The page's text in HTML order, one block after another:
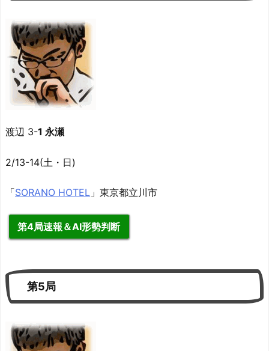
渡辺 3-1 永瀬
2/13-14(土・日)
「SORANO HOTEL 」東京都立川市
第4局速報＆AI形勢判断
第5局